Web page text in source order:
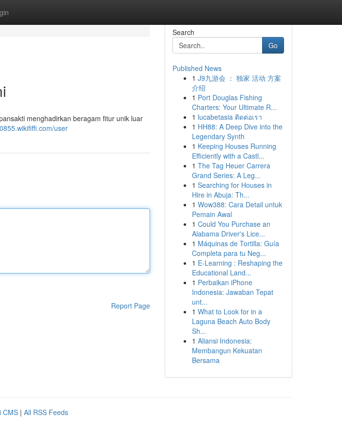
menghadirkan beragam fitur unik luar
user
Report Page
Search
Go
Published News
1 J9九游会 ： 独家 活动 方案
介绍
1 Port Douglas Fishing
Charters: Your Ultimate R...
1 lucabetasia ติดต่อเรา
1 HH88: A Deep Dive into the
Legendary Synth
1 Keeping Houses Running
Efficiently with a Castl...
1 The Tag Heuer Carrera
Grand Series: A Leg...
1 Searching for Houses in
Hire in Abuja: Th...
1 Wow388: Cara Detail untuk
Pemain Awal
1 Could You Purchase an
Alabama Driver's Lice...
1 Máquinas de Tortilla: Guía
Completa para tu Neg...
1 E-Learning : Reshaping the
Educational Land...
1 Perbaikan iPhone
Indonesia: Jawaban Tepat
unt...
1 What to Look for in a
Laguna Beach Auto Body
Sh...
1 Aliansi Indonesia:
Membangun Kekuatan
Bersama
CMS | All RSS Feeds